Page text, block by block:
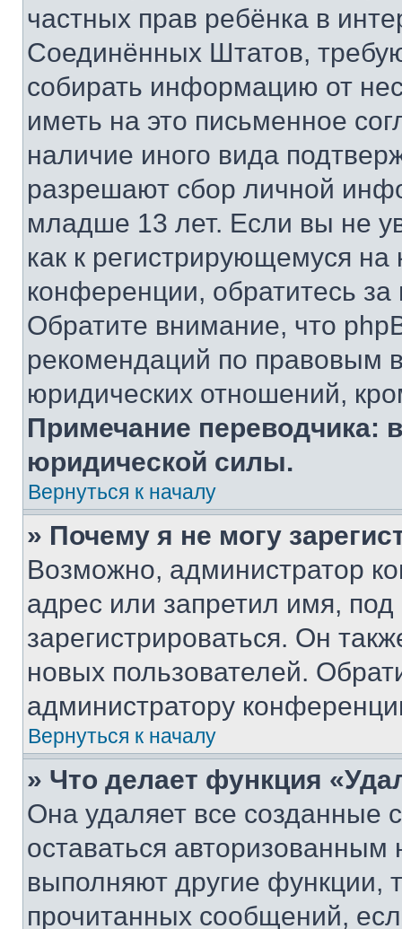
частных прав ребёнка в
Соединённых Штатов,
собирать информацию от
иметь на это письменное
наличие иного вида
разрешают сбор личной
младше 13 лет. Если вы не
как к регистрирующемуся
конференции, обратитесь
Обратите внимание, что
рекомендаций по правовым
юридических отношений,
Примечание переводчика:
юридической силы.
Вернуться к началу
» Почему я не могу
Возможно, администратор
адрес или запретил имя,
зарегистрироваться. Он
новых пользователей.
администратору
Вернуться к началу
» Что делает функция
Она удаляет все созданные
оставаться
выполняют другие функции,
прочитанных сообщений,